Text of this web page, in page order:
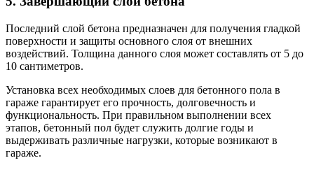
Последний слой бетона предназначен для получения гладкой
поверхности и защиты основного слоя от внешних
воздействий. Толщина данного слоя может составлять от 5 до
10 сантиметров.
Установка всех необходимых слоев для бетонного пола в
гараже гарантирует его прочность, долговечность и
функциональность. При правильном выполнении всех
этапов, бетонный пол будет служить долгие годы и
выдерживать различные нагрузки, которые возникают в
гараже.